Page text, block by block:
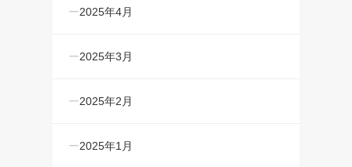
2025年4月
2025年3月
2025年2月
2025年1月